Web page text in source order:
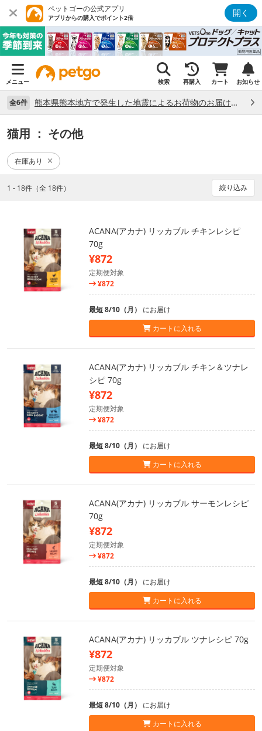
ペットゴーの公式アプリ
アプリからの購入でポイント2倍 開く
メニュー 検索 再購入 カート お知らせ
全6件 熊本県熊本地方で発生した地震によるお荷物のお届け状況について （7/28）
猫用 ： その他
在庫あり
1 - 18件（全 18件） 絞り込み
ACANA(アカナ) リッカブル チキンレシピ
70g
¥872
定期便対象
¥872
最短 8/10（月） にお届け
カートに入れる
ACANA(アカナ) リッカブル チキン＆ツナレ
シピ 70g
¥872
定期便対象
¥872
最短 8/10（月） にお届け
カートに入れる
ACANA(アカナ) リッカブル サーモンレシピ
70g
¥872
定期便対象
¥872
最短 8/10（月） にお届け
カートに入れる
ACANA(アカナ) リッカブル ツナレシピ 70g
¥872
定期便対象
¥872
最短 8/10（月） にお届け
カートに入れる